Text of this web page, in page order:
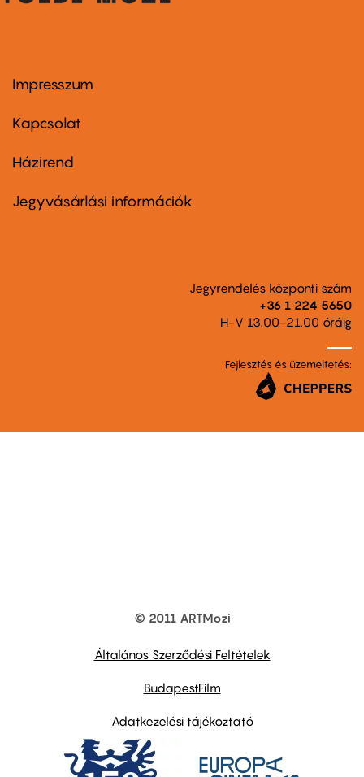
Footer
first
Impresszum
Kapcsolat
Footer
second
Házirend
Jegyvásárlási információk
Jegyrendelés központi szám
+36 1 224 5650
H-V 13.00-21.00 óráig
Fejlesztés és üzemeltetés:
© 2011 ARTMozi
Általános Szerződési Feltételek
BudapestFilm
Adatkezelési tájékoztató